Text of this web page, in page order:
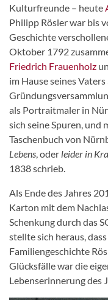
Kulturfreunde – heute
Philipp Rösler war bis
Geschichte
Oktober 1792
Friedrich Frauenholz
im Hause seines Vaters
als Portraitmaler in
sich seine Spuren, und
Taschenbuch von
Lebens, oder leider in
1838 schrieb.
Als Ende des Jahres
Karton mit dem
Schenkung durch das
stellte sich heraus,
Familiengeschichte
Glücksfälle war die
Lebenserinnerung des